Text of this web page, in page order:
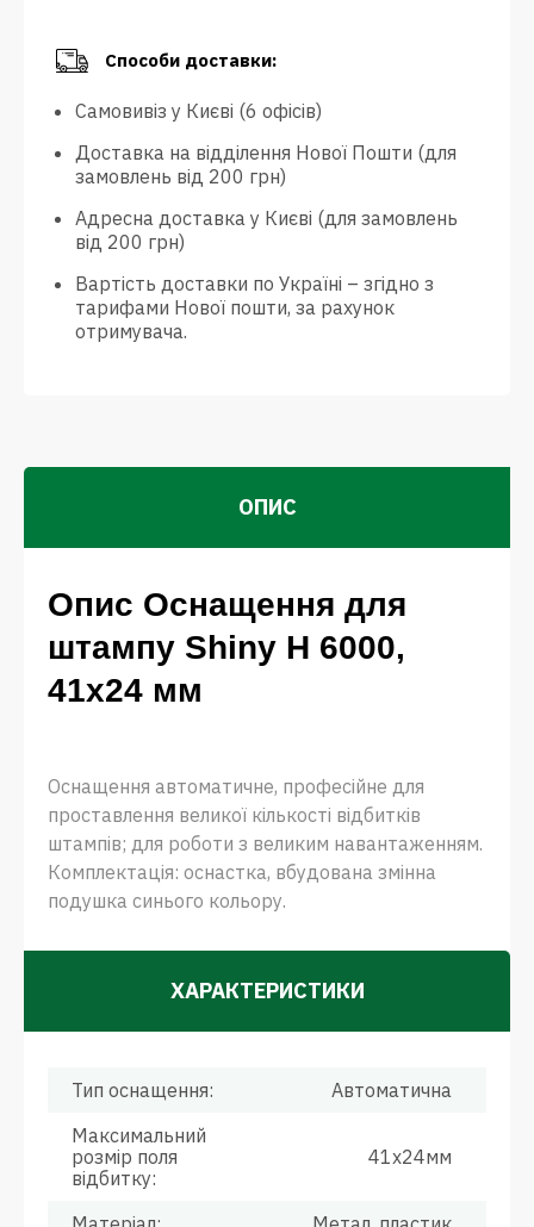
Способи доставки:
Самовивіз у Києві (6 офісів)
Доставка на відділення Нової Пошти (для
замовлень від 200 грн)
Адресна доставка у Києві (для замовлень
від 200 грн)
Вартість доставки по Україні – згідно з
тарифами Нової пошти, за рахунок
отримувача.
ОПИС
Опис Оснащення для
штампу Shiny Н 6000,
41х24 мм
Оснащення автоматичне, професійне для
проставлення великої кількості відбитків
штампів; для роботи з великим навантаженням.
Комплектація: оснастка, вбудована змінна
подушка синього кольору.
ХАРАКТЕРИСТИКИ
Тип оснащення:
Автоматична
Максимальний
розмір поля
відбитку:
41х24мм